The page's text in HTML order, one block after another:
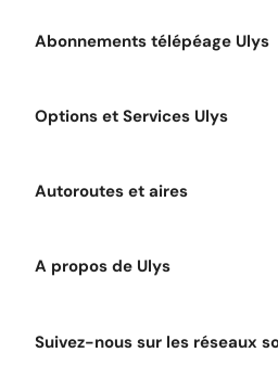
Abonnements télépéage Ulys
Options et Services Ulys
Autoroutes et aires
A propos de Ulys
Suivez-nous sur les réseaux